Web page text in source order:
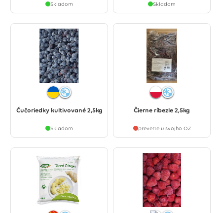
Skladom Skladom
Čučoriedky kultivované 2,5kg
Skladom
Čierne ríbezle 2,5kg
preverte u svojho OZ